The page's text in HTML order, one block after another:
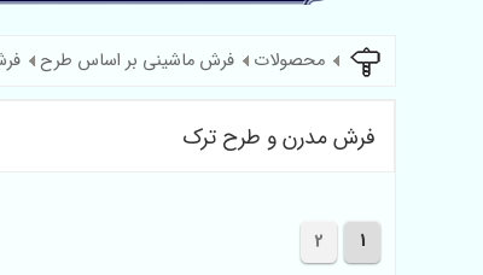
محصولات فرش ماشینی بر اساس طرح
فرش مدرن و طرح ترک
1
2